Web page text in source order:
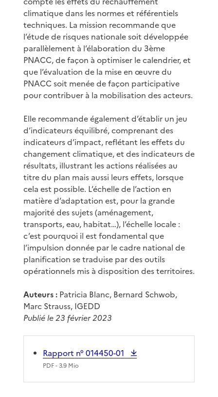
climatique dans les normes et référentiels
techniques. La mission recommande que
l’étude de risques nationale soit développée
parallèlement à l’élaboration du 3ème
PNACC, de façon à optimiser le calendrier, et
que l’évaluation de la mise en œuvre du
PNACC soit menée de façon participative
pour contribuer à la mobilisation des acteurs.
Elle recommande également d’établir un jeu
d’indicateurs équilibré, comprenant des
indicateurs d’impact, reflétant les effets du
changement climatique, et des indicateurs de
résultats, illustrant les actions réalisées au
titre du plan mais aussi leurs effets, lorsque
cela est possible. L’échelle de l’action en
matière d’adaptation est, pour la grande
majorité des sujets (aménagement,
transports, eau, habitat…), l’échelle locale :
c’est pourquoi il est fondamental que
l’impulsion donnée par le cadre national de
planification se traduise par des outils
opérationnels mis à disposition des territoires.
Auteurs : Patricia Blanc, Bernard Schwob,
Marc Strauss, IGEDD
Publié le 23 février 2023
Rapport n° 014450-01
PDF- 3.9 Mio